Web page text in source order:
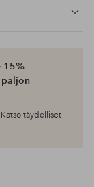
15%
paljon
täydelliset